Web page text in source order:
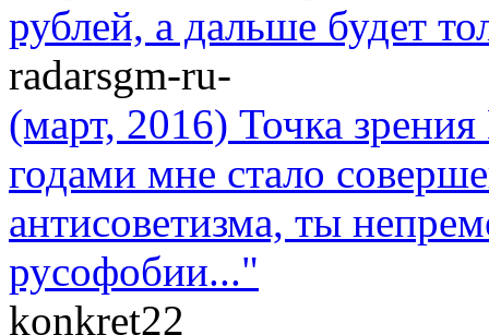
рублей, а дальше будет
radarsgm-ru-
(март, 2016) Точка
годами мне стало
антисоветизма, ты
русофобии..."
konkret22